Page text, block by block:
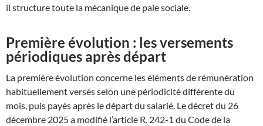
il structure toute la mécanique de paie sociale.
Première évolution : les versements
périodiques après départ
La première évolution concerne les éléments de rémunération
habituellement versés selon une périodicité différente du
mois, puis payés après le départ du salarié. Le décret du 26
décembre 2025 a modifié l’article R. 242-1 du Code de la